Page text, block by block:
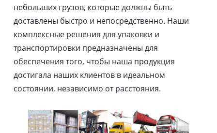
небольших грузов, которые должны быть
доставлены быстро и непосредственно. Наши
комплексные решения для упаковки и
транспортировки предназначены для
обеспечения того, чтобы наша продукция
достигала наших клиентов в идеальном
состоянии, независимо от расстояния.